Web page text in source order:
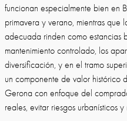
funcionan especialmente bien en
primavera y verano, mientras que
adecuada rinden como estancias
mantenimiento controlado, los
diversificación, y en el tramo
un componente de valor histórico
Gerona con enfoque del
reales, evitar riesgos urbanísticos